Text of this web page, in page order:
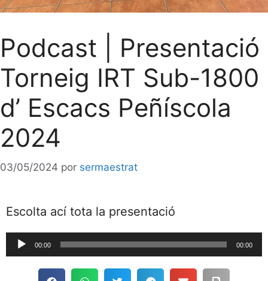
Podcast | Presentació
Torneig IRT Sub-1800
d’ Escacs Peñíscola
2024
03/05/2024 por sermaestrat
Escolta ací tota la presentació
Reproductor
de
00:00 00:00